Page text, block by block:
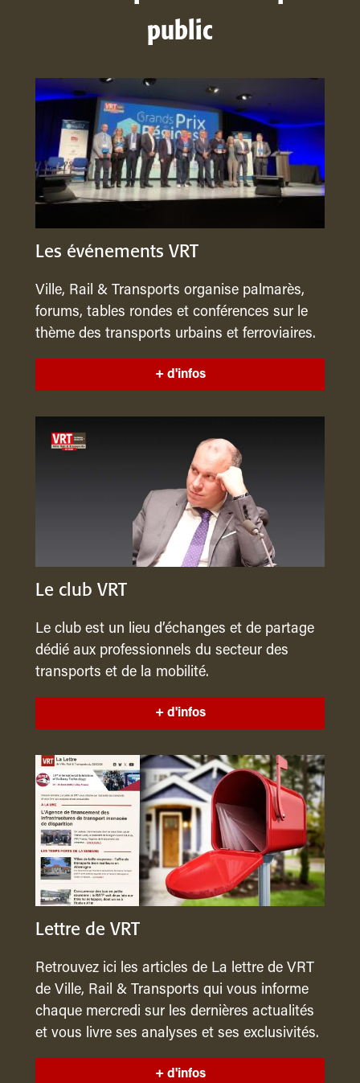
public
Les événements VRT
Ville, Rail & Transports organise palmarès,
forums, tables rondes et conférences sur le
thème des transports urbains et ferroviaires.
+ d'infos
Le club VRT
Le club est un lieu d’échanges et de partage
dédié aux professionnels du secteur des
transports et de la mobilité.
+ d'infos
Lettre de VRT
Retrouvez ici les articles de La lettre de VRT
de Ville, Rail & Transports qui vous informe
chaque mercredi sur les dernières actualités
et vous livre ses analyses et ses exclusivités.
+ d'infos